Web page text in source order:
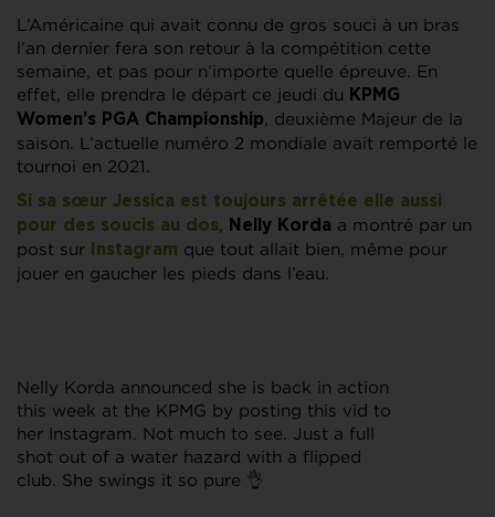
L’Américaine qui avait connu de gros souci à un bras
l’an dernier fera son retour à la compétition cette
semaine, et pas pour n’importe quelle épreuve. En
effet, elle prendra le départ ce jeudi du KPMG
Women’s PGA Championship, deuxième Majeur de la
saison. L’actuelle numéro 2 mondiale avait remporté le
tournoi en 2021.
Si sa sœur Jessica est toujours arrêtée elle aussi
pour des soucis au dos, Nelly Korda a montré par un
post sur
Instagram que tout allait bien, même pour
jouer en gaucher les pieds dans l’eau.
Nelly Korda announced she is back in action
this week at the KPMG by posting this vid to
her Instagram. Not much to see. Just a full
shot out of a water hazard with a flipped
club. She swings it so pure 👌